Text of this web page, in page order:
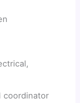
coordinator